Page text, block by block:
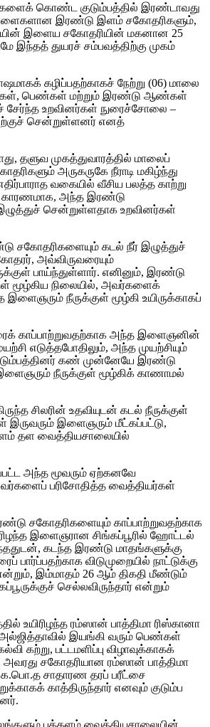
கொண்ட குடும்பத்தில் இரண்டாவது
இரண்டு இளம் சகோதரிகளும்,
இளைய சகோதரியின் மகனான 25
இந்தத் துயரச் சம்பவத்திற்கு முகம்
கழிப்பதற்காகச் நேற்று (06) மாலை
பெண்கள் மற்றும் இரண்டு ஆண்கள்
சேர்ந்த உறவினர்கள் நுரைச்சோலை –
சென்றுள்ளனர் எனத்
தளுவ முகத்துவாரத்தில் மாலைப்
அருகருகே நீராடி மகிழ்ந்து
வகையில் வீசிய பலத்த காற்று
காரணமாக, அந்த இரண்டு
சென்றுள்ளதாக உறவினர்கள்
சகோதரிகளையும் கடல் நீர் இழுத்துச்
அவ்விருவரையும்
பாய்ந்துள்ளார். எனினும், இரண்டு
மூழ்கிய நிலையில், அவர்களைக்
நீருக்குள் மூழ்கி உயிருக்காகப்
காப்பாற்றுவதற்காக அந்த இளைஞனின்
எடுத்தபோதிலும், அந்த முயற்சியும்
கண் முன்னேயே இரண்டு
நீருக்குள் மூழ்கிக் காணாமல்
சிலரின் உதவியுடன் கடல் நீருக்குள்
இருவரும் இளைஞரும் மீட்கப்பட்டு,
தள வைத்தியசாலையில்
அந்த மூவரும் ஏற்கனவே
அவர்களைப் பரிசோதித்த வைத்தியர்கள்
சகோதரிகளையும் காப்பாற்றுவதற்காக
இளைஞரான சிங்கப்பூரில் ஹோட்டல்
கடந்த இரண்டு மாதங்களுக்கு
பார்ப்பதற்காக விடுமுறையில் நாட்டுக்கு
இம்மாதம் 26 ஆம் திகதி மீண்டும்
செல்லவிருந்தார் என்றும்
உயிரிழந்த ரம்ஸான் பாத்திமா ரிஸ்கானா
இயங்கி வரும் பெண்கள்
கற்று, பட்டமளிப்பு விழாவுக்காகக்
அவரது சகோதரியான ரம்ஸான் பாத்திமா
சாதாரண தரப் பரீட்சை
காத்திருந்தார் எனவும் குடும்ப
புத்தளம் வைத்தியசாலையின்